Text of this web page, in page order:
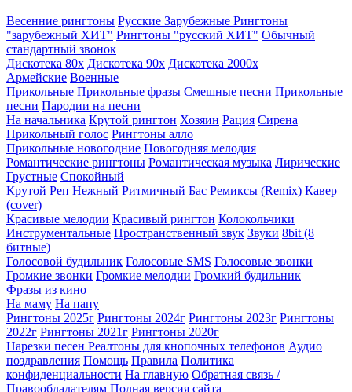
Весенние рингтоны Русские Зарубежные Рингтоны
"зарубежный ХИТ" Рингтоны "русский ХИТ" Обычный
стандартный звонок
Дискотека 80х Дискотека 90х Дискотека 2000х
Армейские Военные
Прикольные Прикольные фразы Смешные песни Прикольные
песни Пародии на песни
На начальника Крутой рингтон Хозяин Рация Сирена
Прикольный голос Рингтоны алло
Прикольные новогодние Новогодняя мелодия
Романтические рингтоны Романтическая музыка Лирические
Грустные Спокойный
Крутой Реп Нежный Ритмичный Бас Ремиксы (Remix) Кавер
(cover)
Красивые мелодии Красивый рингтон Колокольчики
Инструментальные Пространственный звук Звуки 8bit (8
битные)
Голосовой будильник Голосовые SMS Голосовые звонки
Громкие звонки Громкие мелодии Громкий будильник
Фразы из кино
На маму На папу
Рингтоны 2025г Рингтоны 2024г Рингтоны 2023г Рингтоны
2022г Рингтоны 2021г Рингтоны 2020г
Нарезки песен Реалтоны для кнопочных телефонов Аудио
поздравления Помощь Правила Политика
конфиденциальности На главную Обратная связь /
Правообладателям Полная версия сайта